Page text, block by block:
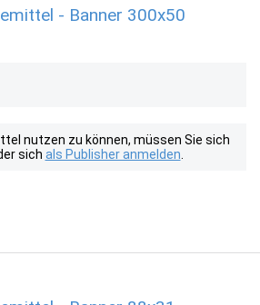
- Banner 300x50
nutzen zu können, müssen Sie sich
sich als Publisher anmelden